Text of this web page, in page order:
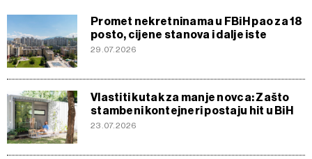
Promet nekretninama u FBiH pao za 18
posto, cijene stanova i dalje iste
29.07.2026
Vlastiti kutak za manje novca: Zašto
stambeni kontejneri postaju hit u BiH
23.07.2026